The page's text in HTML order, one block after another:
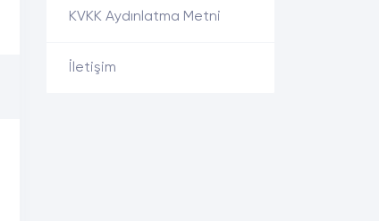
KVKK Aydınlatma Metni
İletişim